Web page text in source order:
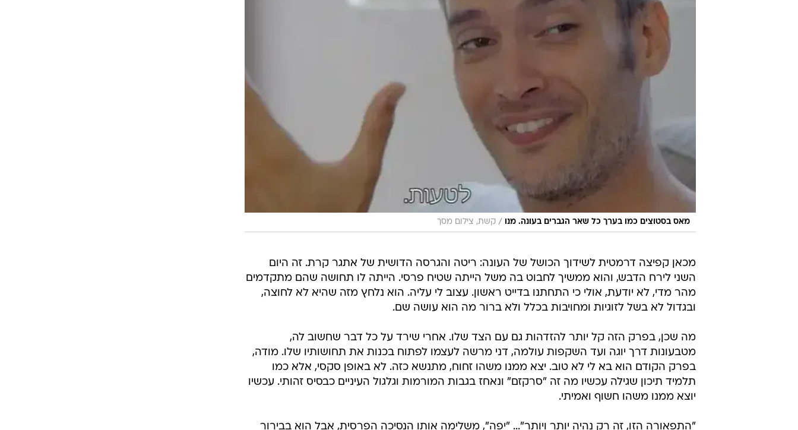
מאס בסטוצים כמו בערך כל שאר הגברים בעונה. מנו / קשת, צילום מסך
מכאן קפיצה דרמטית לשידוך הכושל של העונה: ריטה והגרסה הדושית של אתגר קרת. זה היום
השני לירח הדבש, והוא ממשיך לחבוט בה משל הייתה שטיח פרסי. הייתה לו תחושה שהם מתקדמים
מהר מדי, לא יודעת, אולי כי התחתנו בדייט ראשון. עצוב לי עליה. הוא נלחץ מזה שהיא לא לחוצה,
ובגדול לא בשל לזוגיות ומחויבות בכלל ולא ברור מה הוא עושה שם.
מה שכן, בפרק הזה קל יותר להזדהות גם עם הצד שלו. אחרי שירד על כל דבר שחשוב לה,
מטבעונות דרך יוגה ועד השקפות עולמה, דני מרשה לעצמו לפתוח בכנות את תחושותיו שלו. מודה,
בפרק הקודם הוא בא לי לא טוב. יצא ממנו משהו זחוח, מתנשא כזה. לא באופן סקסי, אלא כמו
תלמיד תיכון שגילה עכשיו מה זה "סרקזם" ונאחז בגבות המורמות וגלגול העיניים כבסיס זהותי. עכשיו
יוצא ממנו משהו חשוף ואמיתי.
"התפאורה הזו, זה רק נהיה יותר ויותר"... "יפה", משלימה אותו הנסיכה הפרסית, אבל הוא בבירור